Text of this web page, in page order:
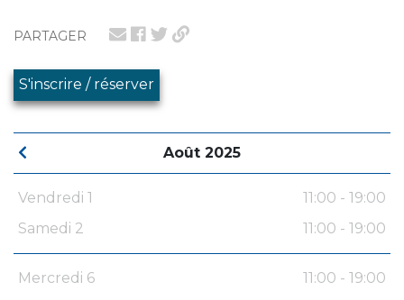
PARTAGER
S'inscrire / réserver
Août 2025
Vendredi 1
11:00 - 19:00
Samedi 2
11:00 - 19:00
Mercredi 6
11:00 - 19:00